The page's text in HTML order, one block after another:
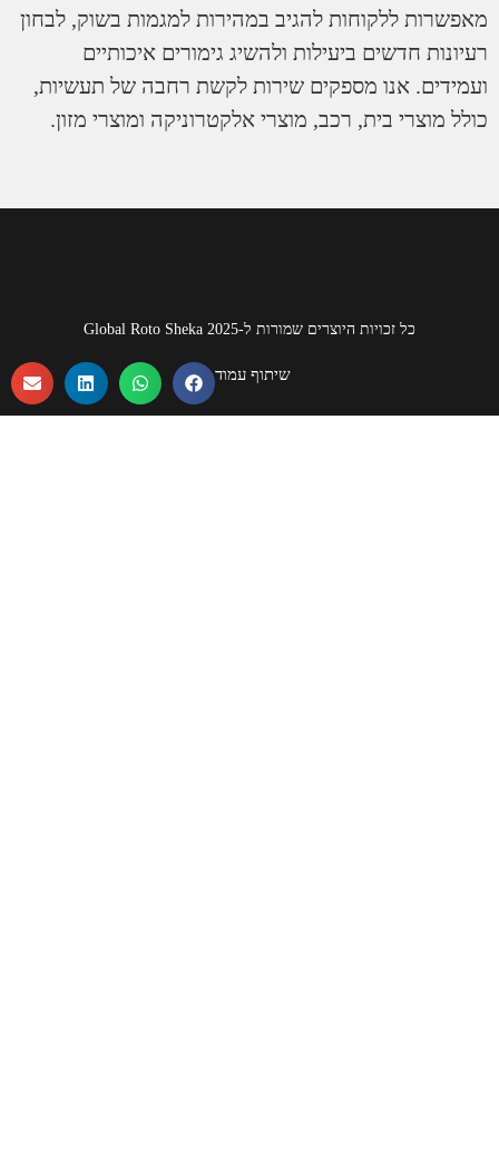
ללקוחות להגיב במהירות למגמות בשוק, לבחון
חדשים ביעילות ולהשיג גימורים איכותיים
אנו מספקים שירות לקשת רחבה של תעשיות,
בית, רכב, מוצרי אלקטרוניקה ומוצרי מזון.
כל זכויות היוצרים שמורות ל-Global Roto Sheka 2025
שיתוף עמוד